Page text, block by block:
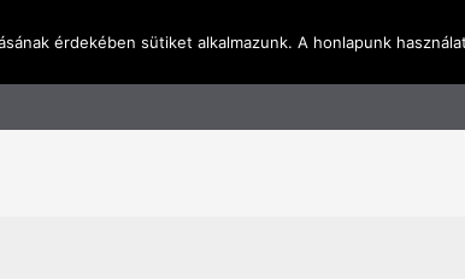
érdekében sütiket alkalmazunk. A honlapunk